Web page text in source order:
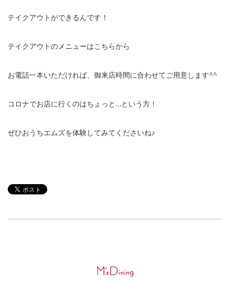
テイクアウトができるんです！
テイクアウトのメニューはこちらから
お電話一本いただければ、御来店時間に合わせてご用意します^^
コロナでお店に行くのはちょっと…という方！
ぜひおうちエムズを体験してみてくださいね♪